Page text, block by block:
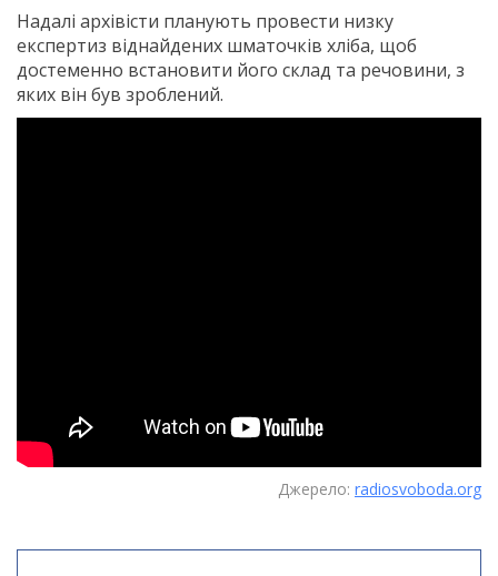
Надалі архівісти планують провести низку
експертиз віднайдених шматочків хліба, щоб
достеменно встановити його склад та речовини, з
яких він був зроблений.
Джерело: radiosvoboda.org